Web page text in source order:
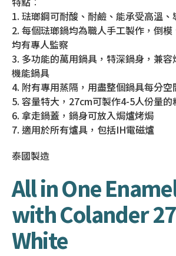
1. 琺瑯鋼可耐酸、耐鹼、能承受高溫、
2. 每個琺瑯鍋均為職人手工製作，倒
均有專人監察
3. 多功能的萬用鍋具，特深鍋身，兼
機能鍋具
4. 附有專用蒸隔，用盡整個鍋具每分空
5. 容量特大，27cm可製作4-5人份量的
6. 拿走鍋蓋，鍋身可放入焗爐烤焗
7. 適用於所有爐具，包括IH電磁爐
泰國製造
All in One
with Colander
White